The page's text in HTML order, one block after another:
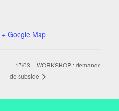
+ Google Map
17/03 – WORKSHOP : demande
de subside